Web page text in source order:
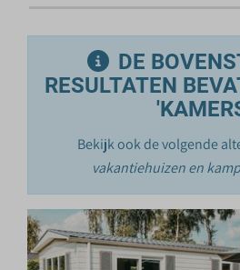
DE
RESULTATEN
Bekijk ook de volgende
vakantiehuizen en